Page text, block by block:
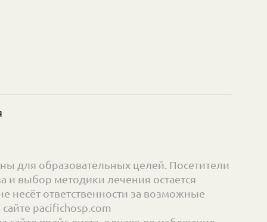
для образовательных целей. Посетители
и выбор методики лечения остается
ответственности за возможные
pacifichosp.com